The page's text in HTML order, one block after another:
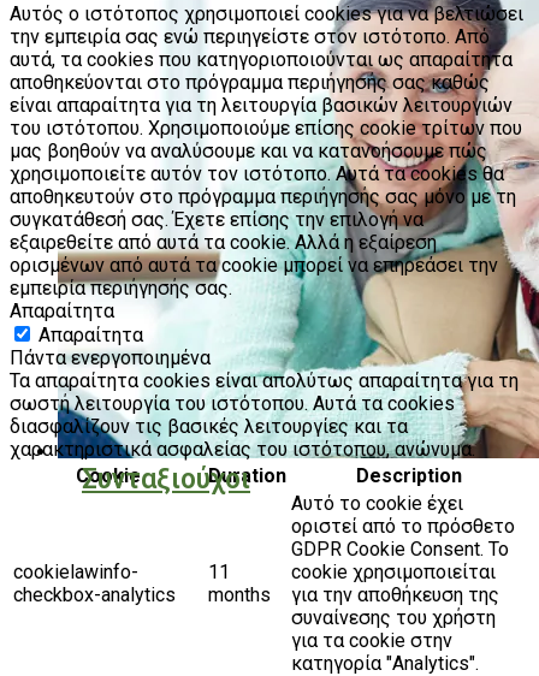
Συνταξιούχοι
Αυτός ο ιστότοπος χρησιμοποιεί cookies για να βελτιώσει
την εμπειρία σας ενώ περιηγείστε στον ιστότοπο. Από
αυτά, τα cookies που κατηγοριοποιούνται ως απαραίτητα
αποθηκεύονται στο πρόγραμμα περιήγησής σας καθώς
είναι απαραίτητα για τη λειτουργία βασικών λειτουργιών
του ιστότοπου. Χρησιμοποιούμε επίσης cookie τρίτων που
μας βοηθούν να αναλύσουμε και να κατανοήσουμε πώς
χρησιμοποιείτε αυτόν τον ιστότοπο. Αυτά τα cookies θα
αποθηκευτούν στο πρόγραμμα περιήγησής σας μόνο με τη
συγκατάθεσή σας. Έχετε επίσης την επιλογή να
εξαιρεθείτε από αυτά τα cookie. Αλλά η εξαίρεση
ορισμένων από αυτά τα cookie μπορεί να επηρεάσει την
εμπειρία περιήγησής σας.
Απαραίτητα
Απαραίτητα
Πάντα ενεργοποιημένα
Τα απαραίτητα cookies είναι απολύτως απαραίτητα για τη
σωστή λειτουργία του ιστότοπου. Αυτά τα cookies
διασφαλίζουν τις βασικές λειτουργίες και τα
χαρακτηριστικά ασφαλείας του ιστότοπου, ανώνυμα.
Cookie
Duration Description
cookielawinfo-
checkbox-analytics
11
months
Αυτό το cookie έχει
οριστεί από το πρόσθετο
GDPR Cookie Consent. Το
cookie χρησιμοποιείται
για την αποθήκευση της
συναίνεσης του χρήστη
για τα cookie στην
κατηγορία "Analytics".